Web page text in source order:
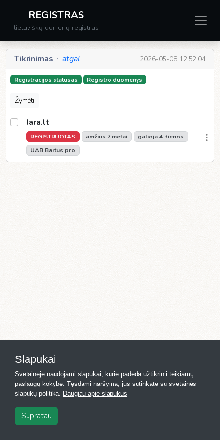
REGISTRAS
lietuviškų domenų registras
Tikrinimas · atgal 2026-05-08 12:52:04
Registracijos statusas Registro duomenys
Žymėti
lara.lt
REGISTRUOTAS amžius 7 metai
galioja 4 dienos
UAB Bartus pro
2026
Slapukai
Svetainėje naudojami slapukai, kurie padeda užtikrinti teikiamų
paslaugų kokybę. Tęsdami naršymą, jūs sutinkate su svetainės
slapukų politika. Daugiau apie slapukus
Supratau